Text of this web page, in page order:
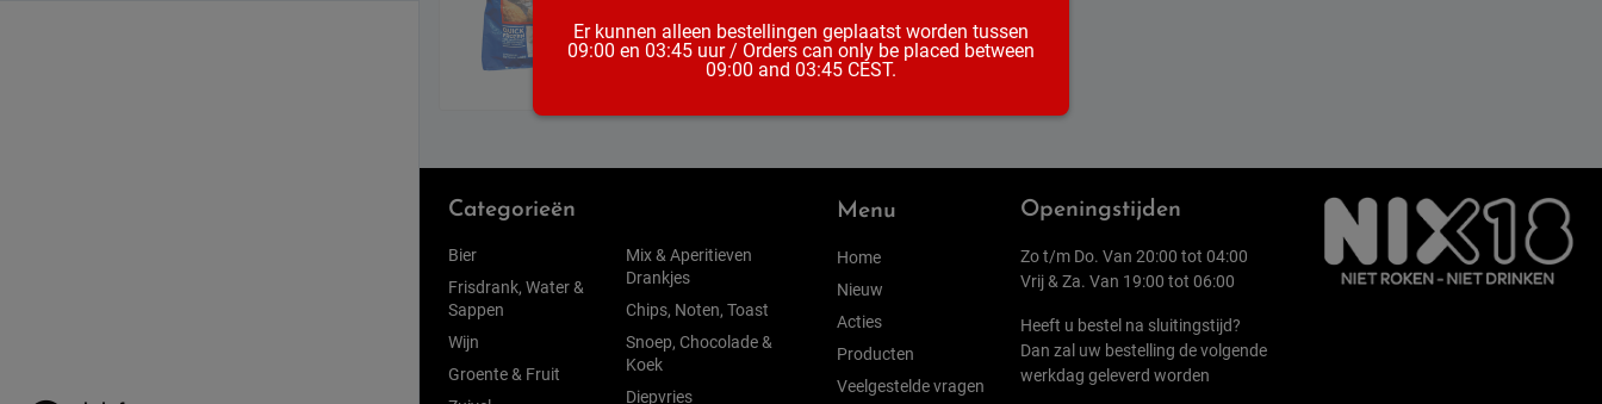
Categorieën
Bier
Frisdrank, Water &
Sappen
Wijn
Groente & Fruit
Mix & Aperitieven
Drankjes
Chips, Noten, Toast
Snoep, Chocolade &
Koek
Diepvries
Menu
Home
Nieuw
Acties
Producten
Veelgestelde vragen
Openingstijden
Zo t/m Do. Van 20:00 tot 04:00
Vrij & Za. Van 19:00 tot 06:00
Heeft u bestel na sluitingstijd?
Dan zal uw bestelling de volgende
werkdag geleverd worden
Er kunnen alleen bestellingen geplaatst worden tussen
09:00 en 03:45 uur / Orders can only be placed between
09:00 and 03:45 CEST.